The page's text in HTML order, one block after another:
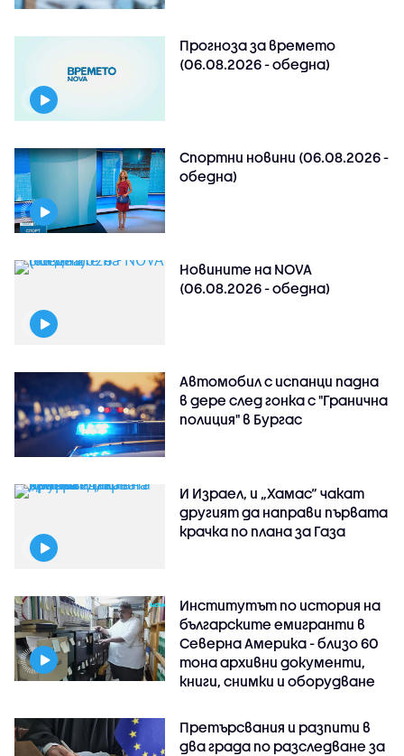
Прогноза за времето
(06.08.2026 - обедна)
Спортни новини (06.08.2026 -
обедна)
Новините на NOVA
(06.08.2026 - обедна)
Автомобил с испанци падна
в дере след гонка с "Гранична
полиция" в Бургас
И Израел, и „Хамас“ чакат
другият да направи първата
крачка по плана за Газа
Институтът по история на
българските емигранти в
Северна Америка - близо 60
тона архивни документи,
книги, снимки и оборудване
Претърсвания и разпити в
два града по разследване за